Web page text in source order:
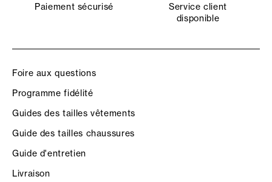
Paiement sécurisé
Service client
disponible
Foire aux questions
Programme fidélité
Guides des tailles vêtements
Guide des tailles chaussures
Guide d'entretien
Livraison